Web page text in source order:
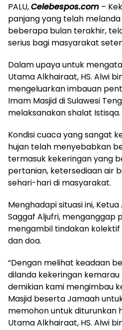
PALU,Celebespos.com –
panjang yang telah
beberapa bulan terakhir,
serius bagi masyarakat
Dalam upaya untuk
Utama Alkhairaat, HS. Alwi
mengeluarkan imbauan
Imam Masjid di Sulawesi
melaksanakan shalat Istisqa.
Kondisi cuaca yang sangat
hujan telah menyebabkan
termasuk kekeringan yang
pertanian, ketersediaan air
sehari-hari di masyarakat.
Menghadapi situasi ini,
Saggaf Aljufri, menganggap
mengambil tindakan
dan doa.
“Dengan melihat keadaan
dilanda kekeringan
demikian kami mengimbau
Masjid beserta Jamaah
memohon untuk diturunkan
Utama Alkhairaat, HS. Alwi